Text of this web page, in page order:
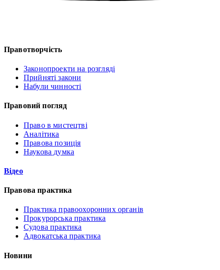
Правотворчість
Законопроекти на розгляді
Прийняті закони
Набули чинності
Правовий погляд
Право в мистецтві
Аналітика
Правова позиція
Наукова думка
Відео
Правова практика
Практика правоохоронних органів
Прокурорська практика
Судова практика
Адвокатська практика
Новини